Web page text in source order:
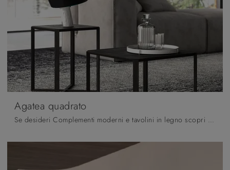
Agatea quadrato
Se desideri Complementi moderni e tavolini in legno scopri di più sul modello Agatea quadrato del marchio Orme.